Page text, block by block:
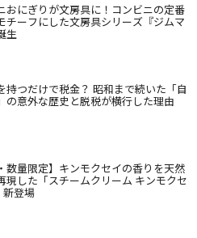
おにぎりが文房具に！コンビニの定番
チーフにした文房具シリーズ『ジムマ
生
持つだけで税金？ 昭和まで続いた「自
の意外な歴史と脱税が横行した理由
数量限定】キンモクセイの香りを天然
現した「スチームクリーム キンモクセ
新登場